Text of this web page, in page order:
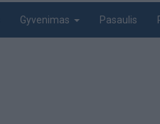
Gyvenimas Pasaulis